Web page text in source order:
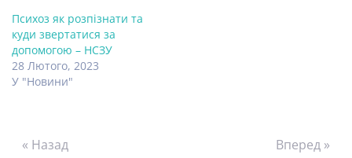
Психоз як розпізнати та
куди звертатися за
допомогою – НСЗУ
28 Лютого, 2023
У "Новини"
« Назад Вперед »